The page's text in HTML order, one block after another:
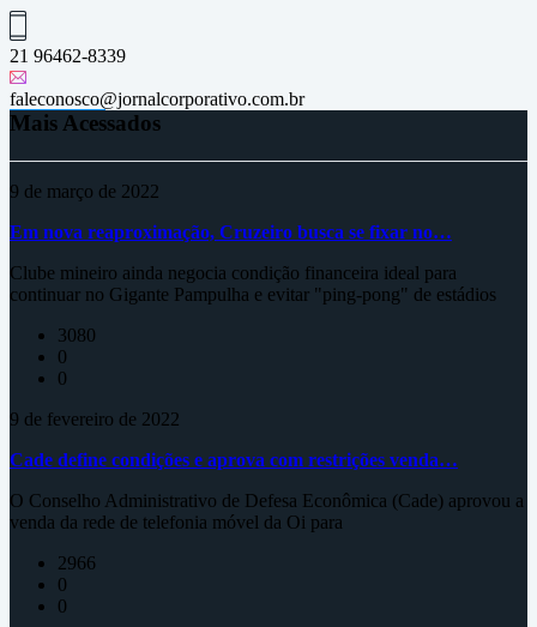
21 96462-8339
faleconosco@jornalcorporativo.com.br
Mais Acessados
9 de março de 2022
Em nova reaproximação, Cruzeiro busca se fixar no…
Clube mineiro ainda negocia condição financeira ideal para
continuar no Gigante Pampulha e evitar "ping-pong" de estádios
3080
0
0
9 de fevereiro de 2022
Cade define condições e aprova com restrições venda…
O Conselho Administrativo de Defesa Econômica (Cade) aprovou a
venda da rede de telefonia móvel da Oi para
2966
0
0